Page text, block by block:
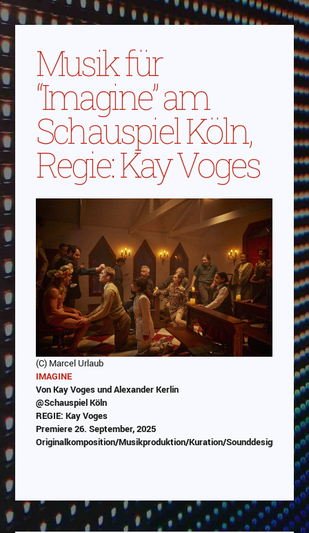
Musik für
“Imagine” am
Schauspiel Köln,
Regie: Kay Voges
(C) Marcel Urlaub
IMAGINE
Von Kay Voges und Alexander Kerlin
@Schauspiel Köln
REGIE: Kay Voges
Premiere 26. September, 2025
Originalkomposition/Musikproduktion/Kuration/Sounddesign/
Abspielen
Das Video wird von Youtube eingebettet